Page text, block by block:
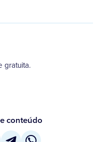
gratuita.
conteúdo